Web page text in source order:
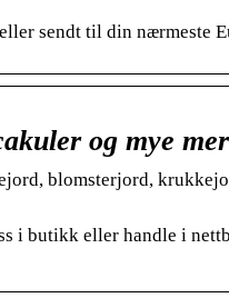
sendt til din nærmeste
og mye mer
blomsterjord,
i butikk eller handle i